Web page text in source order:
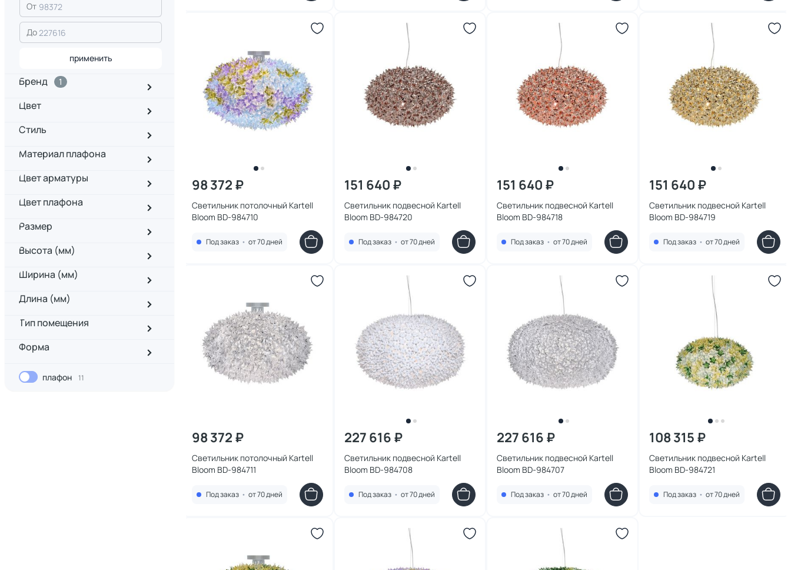
От
До
применить
Бренд 1
Цвет
Стиль
Материал плафона
Цвет арматуры
Цвет плафона
Размер
Высота (мм)
Ширина (мм)
Длина (мм)
Тип помещения
Форма
плафон 11
98 372 ₽
Светильник потолочный Kartell
Bloom BD-984710
Под заказ • от 70 дней
151 640 ₽
Светильник подвесной Kartell
Bloom BD-984720
Под заказ • от 70 дней
151 640 ₽
Светильник подвесной Kartell
Bloom BD-984718
Под заказ • от 70 дней
151 640 ₽
Светильник подвесной Kartell
Bloom BD-984719
Под заказ • от 70 дней
98 372 ₽
Светильник потолочный Kartell
Bloom BD-984711
Под заказ • от 70 дней
227 616 ₽
Светильник подвесной Kartell
Bloom BD-984708
Под заказ • от 70 дней
227 616 ₽
Светильник подвесной Kartell
Bloom BD-984707
Под заказ • от 70 дней
108 315 ₽
Светильник подвесной Kartell
Bloom BD-984721
Под заказ • от 70 дней